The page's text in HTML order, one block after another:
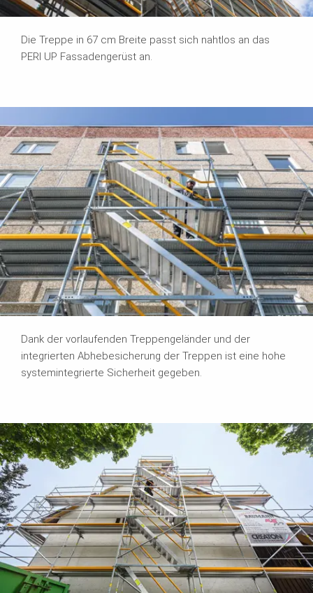
Die Treppe in 67 cm Breite passt sich nahtlos an das
PERI UP Fassadengerüst an.
Dank der vorlaufenden Treppengeländer und der
integrierten Abhebesicherung der Treppen ist eine hohe
systemintegrierte Sicherheit gegeben.